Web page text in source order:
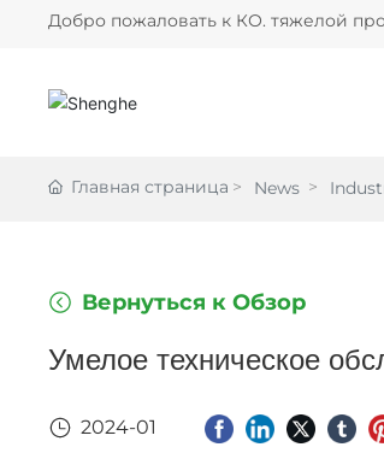
Добро пожаловать к КО. тяжелой
Главная страница News
Вернуться к Обзор
Умелое техническое
2024-01